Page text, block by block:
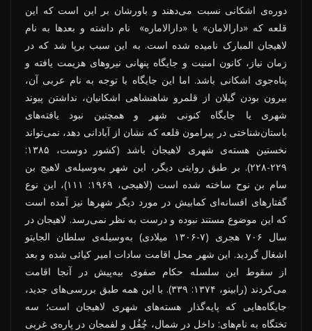
دوره‌ی اشکانی نسبت می‌دهند و باورشان بر این است که این
قلعه که «دارالامان» یا «دارالاماره» نام داشته و بعدها به نام
لاهیجان المبارک نامیده شده است. به این سبب برپا شد که در
زمان نیاز، کانون امنیت و جایگاه پنهانی نیروهای هزیمت یافته و
پناه‌جوی اشکانی باشد. اما این جایگاه با توجه به نام عربی آن،
بیرون بودن گیلان از قلمرو شاهنشاهی اشکانیان، نداشتن پیوند
شهری یا جایگاه کنونی شهر و همچنین نبود یافته‌های
باستان‌شناختی در پیرامون قلعه که نشان از آبادانی دهد، نمی‌تواند
نخستین هسته‌ی شهری لاهیجان باشد (کشور دوست، ۱۳۸۵:
۲۲۹-۲۲۸). بر طبق روایتی دیگر، این شهر به‌وسیله‌ی لاهیج بن
سام بن نوح ساخته شده است (لاهیجی، ۱۹۶۹: ۱۱۱)، این نوع
گفتارهای افسانه‌ای کمابیش در مورد دیگر شهرها نیز آمده است
که این موضوع مستند نبوده و درست به نظر نمی‌رسد. لاهیجان در
سال ۷۰۶ هجری (۷-۱۳۰۶ میلادی) به‌وسیله‌ی سلطان الجایتو
اشغال گردید. این شهر محل اقامت سادات امیر کیائی شده و بعد
از سقوط این سلسله حکام صفوی بیه‌پیش در آنجا اقامت
می‌کردند (رابینو، ۱۳۷۴: ۳۳۹). با این همه طبق بررسی‌های جدید،
جایگاه‌هایی که پایه‌گذار هسته‌های شهری لاهیجان است؛ سه
تختگاه به نام‌های: داخل در شمال، چُفُل و لفمجان در پاره‌ی غربی